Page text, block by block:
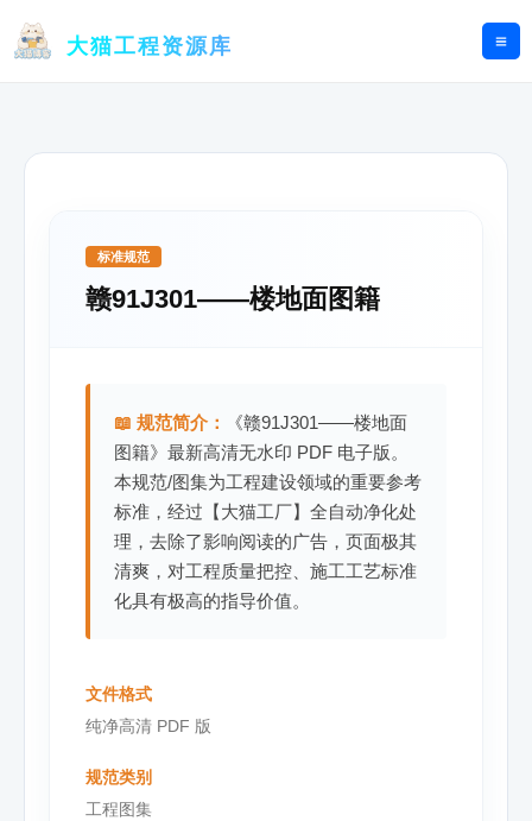
大猫工程资源库
标准规范
赣91J301——楼地面图籍
📖 规范简介：
《赣91J301——楼地面
图籍》最新高清无水印 PDF 电子版。
本规范/图集为工程建设领域的重要参考
标准，经过【大猫工厂】全自动净化处
理，去除了影响阅读的广告，页面极其
清爽，对工程质量把控、施工工艺标准
化具有极高的指导价值。
文件格式
纯净高清 PDF 版
规范类别
工程图集